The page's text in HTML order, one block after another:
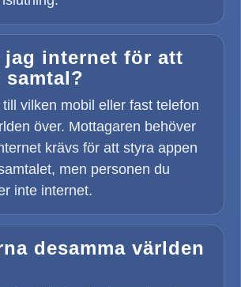
jag internet för att
vilken mobil eller fast telefon
över. Mottagaren behöver
krävs för att styra appen
men personen du
inte internet.
desamma världen